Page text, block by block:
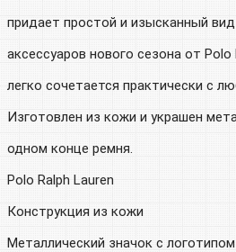
придает простой и изысканный
аксессуаров нового сезона от
легко сочетается практически с
Изготовлен из кожи и украшен
одном конце ремня.
Polo Ralph Lauren
Конструкция из кожи
Металлический значок с логотипом